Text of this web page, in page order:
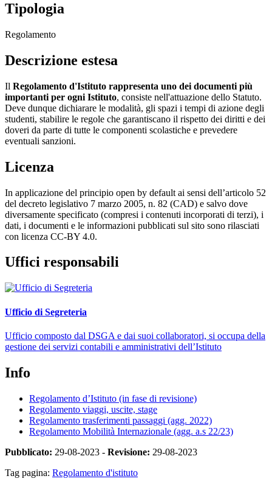
Tipologia
Regolamento
Descrizione estesa
Il Regolamento d'Istituto rappresenta uno dei documenti più
importanti per ogni Istituto, consiste nell'attuazione dello Statuto.
Deve dunque dichiarare le modalità, gli spazi i tempi di azione degli
studenti, stabilire le regole che garantiscano il rispetto dei diritti e dei
doveri da parte di tutte le componenti scolastiche e prevedere
eventuali sanzioni.
Licenza
In applicazione del principio open by default ai sensi dell’articolo 52
del decreto legislativo 7 marzo 2005, n. 82 (CAD) e salvo dove
diversamente specificato (compresi i contenuti incorporati di terzi), i
dati, i documenti e le informazioni pubblicati sul sito sono rilasciati
con licenza CC-BY 4.0.
Uffici responsabili
Ufficio di Segreteria
Ufficio composto dal DSGA e dai suoi collaboratori, si occupa della
gestione dei servizi contabili e amministrativi dell’Istituto
Info
Regolamento d’Istituto (in fase di revisione)
Regolamento viaggi, uscite, stage
Regolamento trasferimenti passaggi (agg. 2022)
Regolamento Mobilità Internazionale (agg. a.s 22/23)
Pubblicato: 29-08-2023 - Revisione: 29-08-2023
Tag pagina: Regolamento d'istituto